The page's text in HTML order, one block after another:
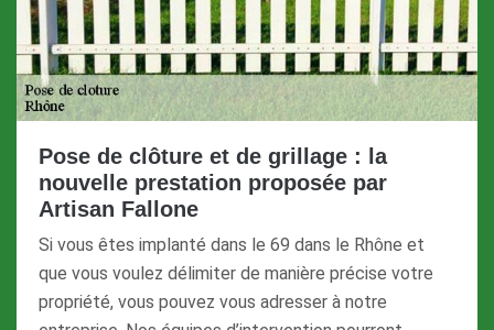
Pose de clôture et de grillage : la
nouvelle prestation proposée par
Artisan Fallone
Si vous êtes implanté dans le 69 dans le Rhône et
que vous voulez délimiter de manière précise votre
propriété, vous pouvez vous adresser à notre